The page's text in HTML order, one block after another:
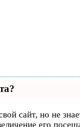
сайт, но не
его